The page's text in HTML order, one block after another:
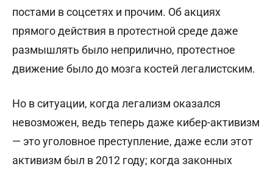
постами в соцсетях и прочим. Об акциях
прямого действия в протестной среде даже
размышлять было неприлично, протестное
движение было до мозга костей легалистским.
Но в ситуации, когда легализм оказался
невозможен, ведь теперь даже кибер-активизм
— это уголовное преступление, даже если этот
активизм был в 2012 году; когда законных